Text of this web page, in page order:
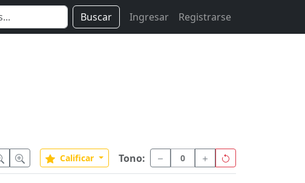
Buscar Ingresar Registrarse
Calificar Tono: 0